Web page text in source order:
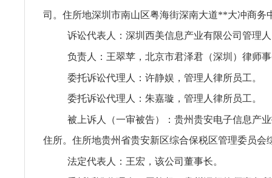
司。住所地深圳市南山区粤海街深南大道**大冲商务
诉讼代表人：深圳西美信息产业有限公司管理
负责人：王翠苹，北京市君泽君（深圳）律师
委托诉讼代理人：许静娱，管理人律所员工。
委托诉讼代理人：朱嘉璇，管理人律所员工。
被上诉人（一审被告）：贵州贵安电子信息产
住所。住所地贵州省贵安新区综合保税区管理委员会
法定代表人：王宏，该公司董事长。